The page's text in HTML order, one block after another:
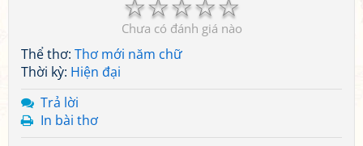
Chưa có đánh giá nào
Thể thơ: Thơ mới năm chữ
Thời kỳ: Hiện đại
Trả lời
In bài thơ